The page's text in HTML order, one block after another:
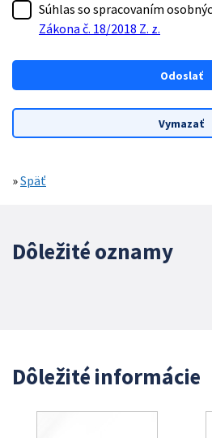
Súhlas so spracovaním
Zákona č. 18/2018 Z. z.
»Späť
Dôležité oznamy
Dôležité informácie